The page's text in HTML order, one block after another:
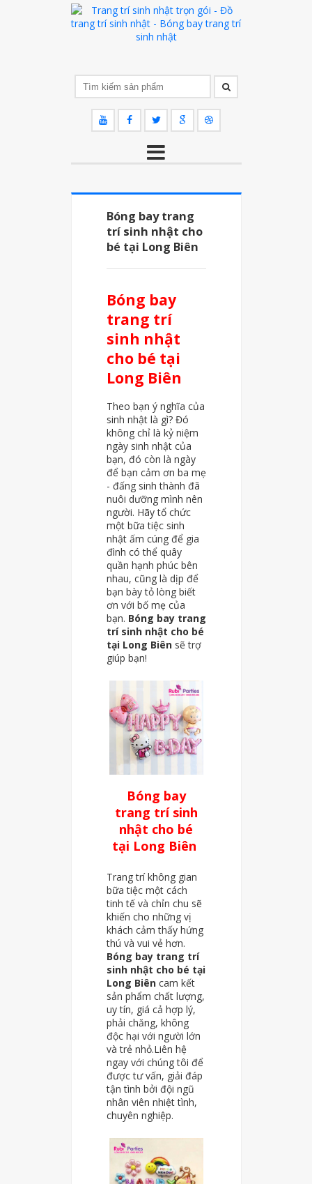
Bóng bay trang
trí sinh nhật cho
bé tại Long Biên
Bóng bay
trang trí
sinh nhật
cho bé tại
Long Biên
Theo bạn ý nghĩa của
sinh nhật là gì? Đó
không chỉ là kỷ niệm
ngày sinh nhật của
bạn, đó còn là ngày
để bạn cảm ơn ba mẹ
- đấng sinh thành đã
nuôi dưỡng mình nên
người. Hãy tổ chức
một bữa tiệc sinh
nhật ấm cúng để gia
đình có thể quây
quần hạnh phúc bên
nhau, cũng là dịp để
bạn bày tỏ lòng biết
ơn với bố mẹ của
bạn. Bóng bay trang
trí sinh nhật cho bé
tại Long Biênsẽ trợ
giúp bạn!
Bóng bay
trang trí sinh
nhật cho bé
tại Long Biên
Trang trí không gian
bữa tiệc một cách
tinh tế và chỉn chu sẽ
khiến cho những vị
khách cảm thấy hứng
thú và vui vẻ hơn.
Bóng bay trang trí
sinh nhật cho bé tại
Long Biêncam kết
sản phẩm chất lượng,
uy tín, giá cả hợp lý,
phải chăng, không
độc hại với người lớn
và trẻ nhỏ.Liên hệ
ngay với chúng tôi để
được tư vấn, giải đáp
tận tình bởi đội ngũ
nhân viên nhiệt tình,
chuyên nghiệp.